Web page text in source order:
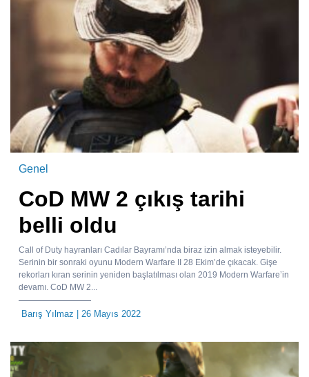
Genel
CoD MW 2 çıkış tarihi
belli oldu
Call of Duty hayranları Cadılar Bayramı’nda biraz izin almak isteyebilir.
Serinin bir sonraki oyunu Modern Warfare II 28 Ekim’de çıkacak. Gişe
rekorları kıran serinin yeniden başlatılması olan 2019 Modern Warfare’in
devamı. CoD MW 2...
Barış Yılmaz | 26 Mayıs 2022